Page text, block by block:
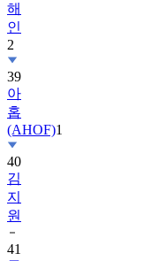
2
39
아
홉
(AHOF)
40
김
지
원
41
몬
스